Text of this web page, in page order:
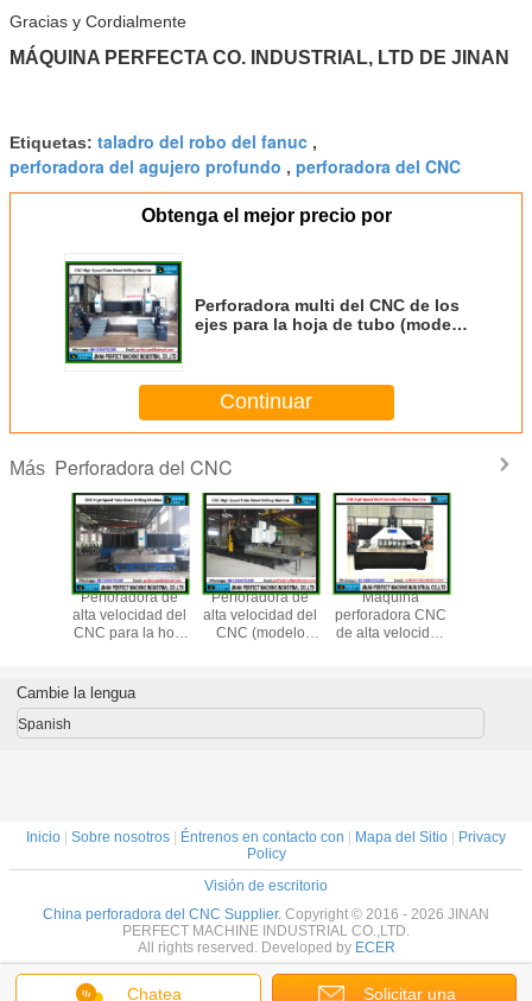
Gracias y Cordialmente
MÁQUINA PERFECTA CO. INDUSTRIAL, LTD DE JINAN
Etiquetas: taladro del robo del fanuc ,
perforadora del agujero profundo , perforadora del CNC
Obtenga el mejor precio por
Perforadora multi del CNC de los
ejes para la hoja de tubo (modelo
Continuar
Más Perforadora del CNC
Perforadora de
alta velocidad del
CNC para la hoja
Perforadora de
alta velocidad del
CNC (modelo
Máquina
perforadora CNC
de alta velocidad
escalonados,
orificios de tamiz
Chatea Solicitar una
Cambie la lengua
Spanish
Inicio | Sobre nosotros | Éntrenos en contacto con | Mapa del Sitio | Privacy
Policy
Visión de escritorio
China perforadora del CNC Supplier. Copyright © 2016 - 2026 JINAN
PERFECT MACHINE INDUSTRIAL CO.,LTD.
All rights reserved. Developed by ECER